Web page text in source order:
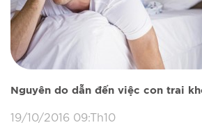
Nguyên do dẫn đến việc con trai
19/10/2016 09:Th10